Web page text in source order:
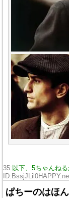
35: 以下、5ちゃんね
ぱちーのはほ